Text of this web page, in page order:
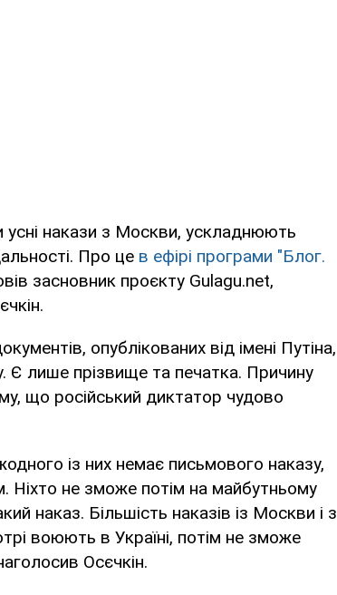
усні накази з Москви, ускладнюють
Про це в ефірі програми "Блог.
засновник проєкту Gulagu.net,
опублікованих від імені Путіна,
Є лише прізвище та печатка. Причину
що російський диктатор чудово
із них немає письмового наказу,
Ніхто не зможе потім на майбутньому
наказ. Більшість наказів із Москви і з
воюють в Україні, потім не зможе
Осєчкін.